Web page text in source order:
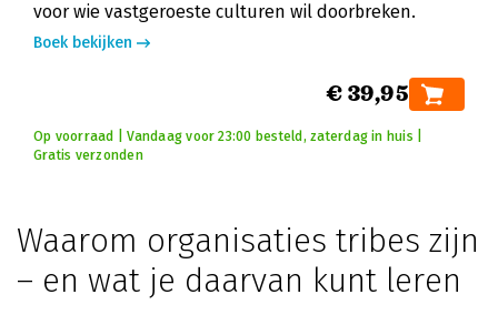
voor wie vastgeroeste culturen wil doorbreken.
Boek bekijken
€ 39,95
Op voorraad | Vandaag voor 23:00 besteld, zaterdag in huis |
Gratis verzonden
Waarom organisaties tribes zijn
– en wat je daarvan kunt leren